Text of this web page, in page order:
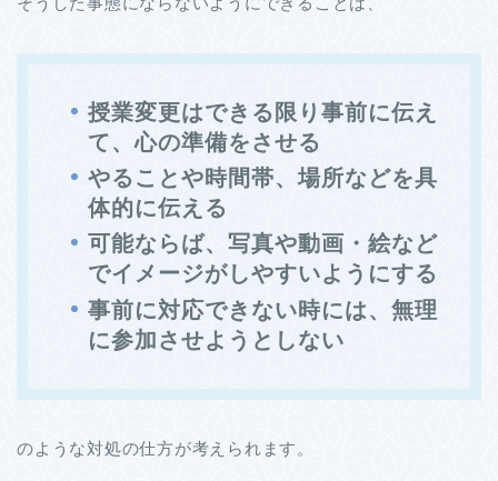
授業変更はできる限り事前に伝え
て、心の準備をさせる
やることや時間帯、場所などを具
体的に伝える
可能ならば、写真や動画・絵など
でイメージがしやすいようにする
事前に対応できない時には、無理
に参加させようとしない
のような対処の仕方が考えられます。